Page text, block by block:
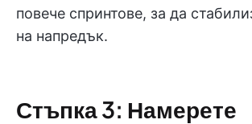
повече спринтове, за да
на напредък.
Стъпка 3: Намерете